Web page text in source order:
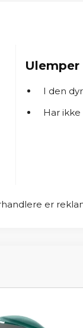
maksimal
områder.
fra
og ydeevne.
Ulemper
I den
Har
er